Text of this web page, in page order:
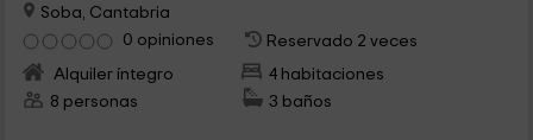
Soba, Cantabria
0 opiniones
Reservado 2 veces
Alquiler íntegro
4 habitaciones
8 personas
3 baños